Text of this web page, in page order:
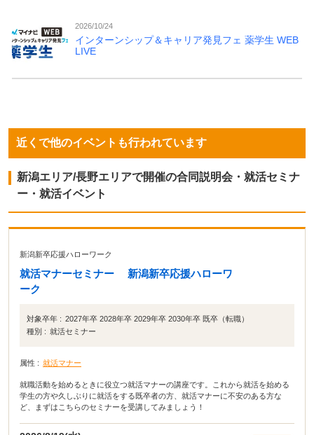
2026/10/24
インターンシップ＆キャリア発見フェ 薬学生 WEB
LIVE
近くで他のイベントも行われています
新潟エリア/長野エリアで開催の合同説明会・就活セミナ
ー・就活イベント
新潟新卒応援ハローワーク
就活マナーセミナー 新潟新卒応援ハローワ
ーク
対象卒年 : 2027年卒 2028年卒 2029年卒 2030年卒 既卒（転職）
種別 : 就活セミナー
属性 : 就活マナー
就職活動を始めるときに役立つ就活マナーの講座です。これから就活を始める
学生の方や久しぶりに就活をする既卒者の方、就活マナーに不安のある方な
ど、まずはこちらのセミナーを受講してみましょう！